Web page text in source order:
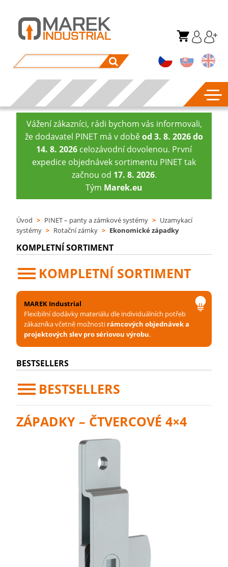
Vážení zákazníci, rádi bychom vás informovali,
že dodavatel PINET má v doběod 3. 8. 2026 do
14. 8. 2026 celozávodní dovolenou. První
expedice objednávek sortimentu PINET tak
začnou od 17. 8. 2026.
Tým Marek.eu
Úvod > PINET – panty a zámkové systémy > Uzamykací
systémy > Rotační zámky > Ekonomické západky
KOMPLETNÍ SORTIMENT
KOMPLETNÍ SORTIMENT
MAREK Industrial
Flexibilní dodávky materiálu dle individuálních potřeb
zákazníka včetně možnosti rámcových objednávek a
projektových slev pro sériovou výrobu.
BESTSELLERS
BESTSELLERS
ZÁPADKY – ČTVERCOVÉ 4×4